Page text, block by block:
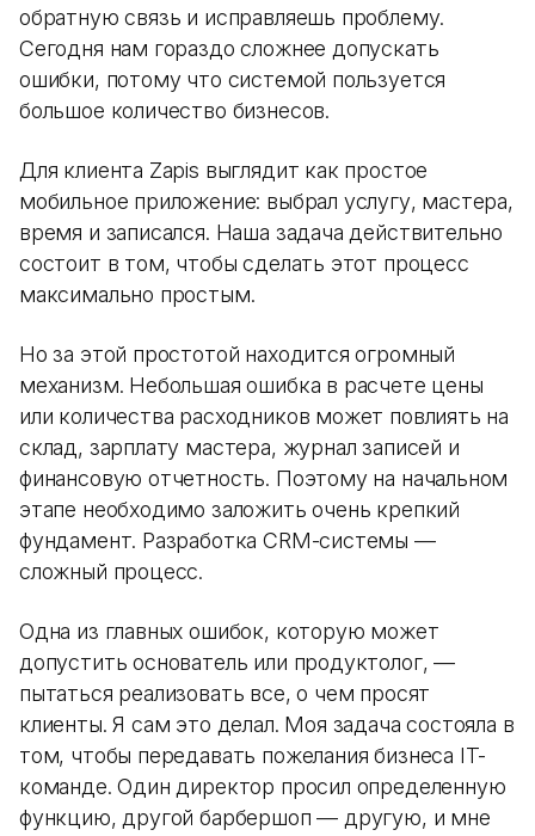
обратную связь и исправляешь проблему.
Сегодня нам гораздо сложнее допускать
ошибки, потому что системой пользуется
большое количество бизнесов.
Для клиента Zapis выглядит как простое
мобильное приложение: выбрал услугу, мастера,
время и записался. Наша задача действительно
состоит в том, чтобы сделать этот процесс
максимально простым.
Но за этой простотой находится огромный
механизм. Небольшая ошибка в расчете цены
или количества расходников может повлиять на
склад, зарплату мастера, журнал записей и
финансовую отчетность. Поэтому на начальном
этапе необходимо заложить очень крепкий
фундамент. Разработка CRM-системы —
сложный процесс.
Одна из главных ошибок, которую может
допустить основатель или продуктолог, —
пытаться реализовать все, о чем просят
клиенты. Я сам это делал. Моя задача состояла в
том, чтобы передавать пожелания бизнеса IT-
команде. Один директор просил определенную
функцию, другой барбершоп — другую, и мне